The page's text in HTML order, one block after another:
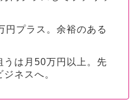
プラス。余裕のある
は月50万円以上。先
ネスへ。